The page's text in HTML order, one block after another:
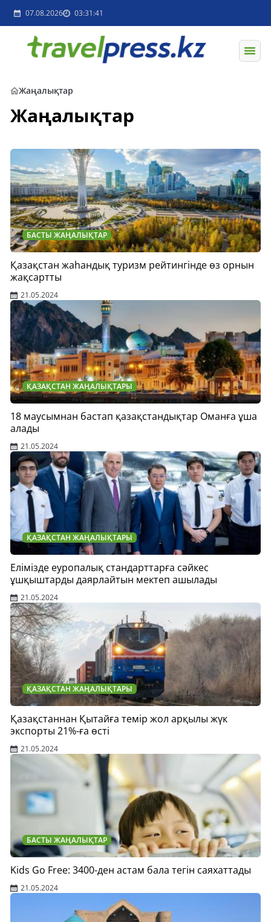
07.08.2026 03:31:41
Жаңалықтар
Жаңалықтар
БАСТЫ ЖАҢАЛЫҚТАР
Қазақстан жаһандық туризм рейтингінде өз орнын
жақсартты
21.05.2024
ҚАЗАҚСТАН ЖАҢАЛЫҚТАРЫ
18 маусымнан бастап қазақстандықтар Оманға ұша
алады
21.05.2024
ҚАЗАҚСТАН ЖАҢАЛЫҚТАРЫ
Елімізде еуропалық стандарттарға сәйкес
ұшқыштарды даярлайтын мектеп ашылады
21.05.2024
ҚАЗАҚСТАН ЖАҢАЛЫҚТАРЫ
Қазақстаннан Қытайға темір жол арқылы жүк
экспорты 21%-ға өсті
21.05.2024
БАСТЫ ЖАҢАЛЫҚТАР
Kids Go Free: 3400-ден астам бала тегін саяхаттады
21.05.2024